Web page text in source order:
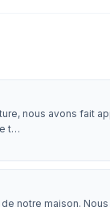
nous avons fait
t…
notre maison.